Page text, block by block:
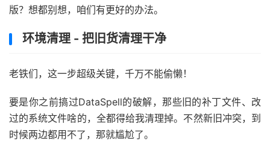
版？想都别想，咱们有更好的办法。
环境清理 - 把旧货清理干净
老铁们，这一步超级关键，千万不能偷懒！
要是你之前搞过DataSpell的破解，那些旧的补丁文件、改
过的系统文件啥的，全都得给我清理掉。不然新旧冲突，到
时候两边都用不了，那就尴尬了。